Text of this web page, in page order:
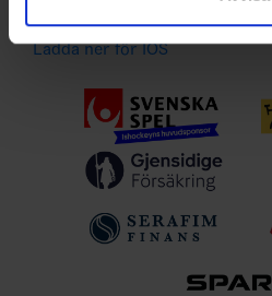
Ladda ner för IOS